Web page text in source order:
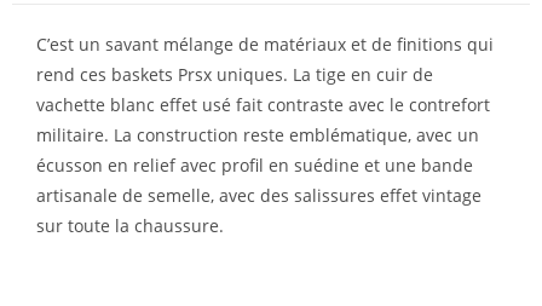
C’est un savant mélange de matériaux et de finitions qui
rend ces baskets Prsx uniques. La tige en cuir de
vachette blanc effet usé fait contraste avec le contrefort
militaire. La construction reste emblématique, avec un
écusson en relief avec profil en suédine et une bande
artisanale de semelle, avec des salissures effet vintage
sur toute la chaussure.